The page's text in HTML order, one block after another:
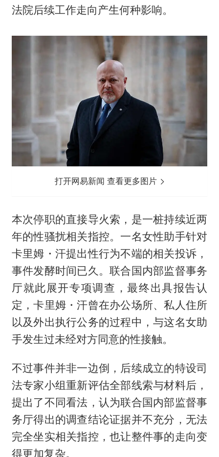
法院后续工作走向产生何种影响。
打开网易新闻 查看更多图片
本次停职的直接导火索，是一桩持续近两
年的性骚扰相关指控。一名女性助手针对
卡里姆・汗提出性行为不端的相关投诉，
事件发酵时间已久。联合国内部监督事务
厅就此展开专项调查，最终出具报告认
定，卡里姆・汗曾在办公场所、私人住所
以及外出执行公务的过程中，与这名女助
手发生过未经对方同意的性接触。
不过事件并非一边倒，后续成立的特设司
法专家小组重新评估全部线索与材料后，
提出了不同看法，认为联合国内部监督事
务厅得出的调查结论证据并不充分，无法
完全坐实相关指控，也让整件事的走向变
得更加复杂。